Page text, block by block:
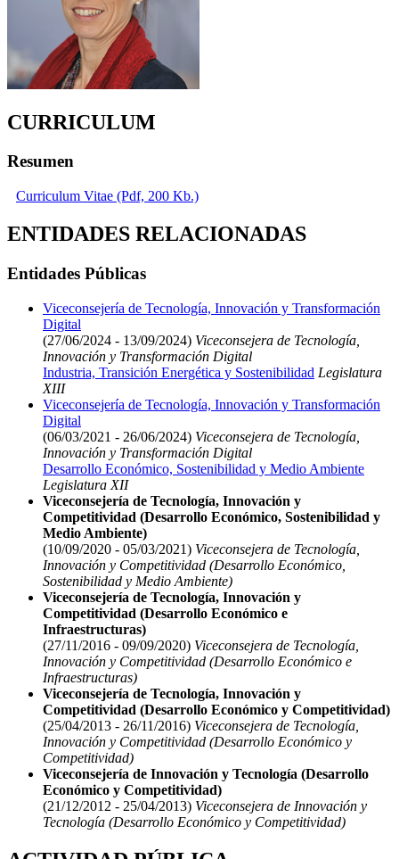
CURRICULUM
Resumen
Curriculum Vitae (Pdf, 200 Kb.)
ENTIDADES RELACIONADAS
Entidades Públicas
Viceconsejería de Tecnología, Innovación y Transformación
Digital
(27/06/2024 - 13/09/2024) Viceconsejera de Tecnología,
Innovación y Transformación Digital
Industria, Transición Energética y Sostenibilidad Legislatura
XIII
Viceconsejería de Tecnología, Innovación y Transformación
Digital
(06/03/2021 - 26/06/2024) Viceconsejera de Tecnología,
Innovación y Transformación Digital
Desarrollo Económico, Sostenibilidad y Medio Ambiente
Legislatura XII
Viceconsejería de Tecnología, Innovación y
Competitividad (Desarrollo Económico, Sostenibilidad y
Medio Ambiente)
(10/09/2020 - 05/03/2021) Viceconsejera de Tecnología,
Innovación y Competitividad (Desarrollo Económico,
Sostenibilidad y Medio Ambiente)
Viceconsejería de Tecnología, Innovación y
Competitividad (Desarrollo Económico e
Infraestructuras)
(27/11/2016 - 09/09/2020) Viceconsejera de Tecnología,
Innovación y Competitividad (Desarrollo Económico e
Infraestructuras)
Viceconsejería de Tecnología, Innovación y
Competitividad (Desarrollo Económico y Competitividad)
(25/04/2013 - 26/11/2016) Viceconsejera de Tecnología,
Innovación y Competitividad (Desarrollo Económico y
Competitividad)
Viceconsejería de Innovación y Tecnología (Desarrollo
Económico y Competitividad)
(21/12/2012 - 25/04/2013) Viceconsejera de Innovación y
Tecnología (Desarrollo Económico y Competitividad)